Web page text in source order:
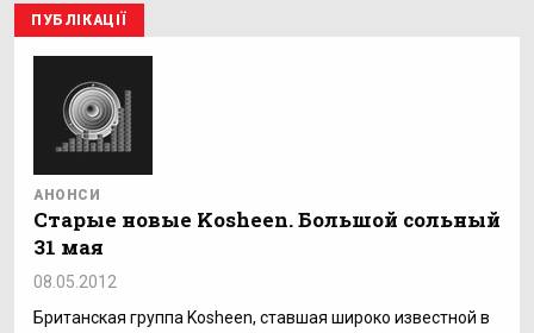
ПУБЛІКАЦІЇ
АНОНСИ
Старые новые Kosheen. Большой сольный
31 мая
08.05.2012
Британская группа Kosheen, ставшая широко известной в